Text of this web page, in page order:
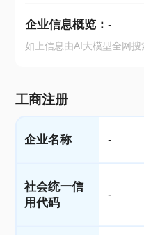
企业信息概览： -
如上信息由AI大模型全网
工商注册
企业名称 -
社会统一信
用代码
-